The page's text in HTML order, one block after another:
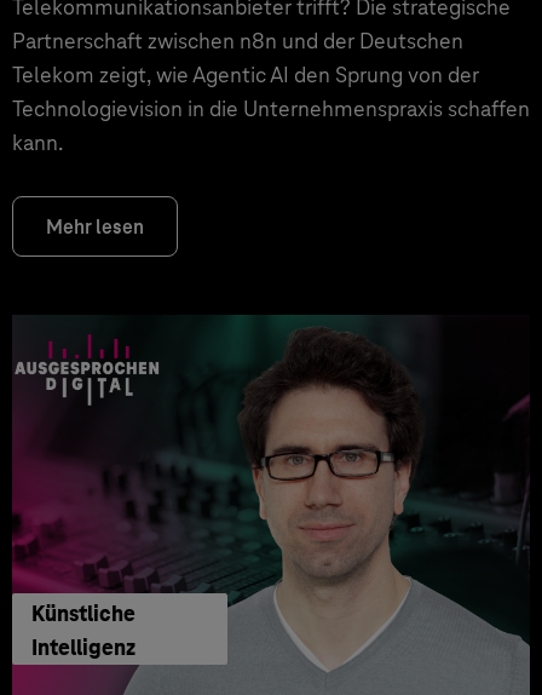
Telekommunikationsanbieter trifft? Die strategische
Partnerschaft zwischen n8n und der Deutschen
Telekom zeigt, wie Agentic AI den Sprung von der
Technologievision in die Unternehmenspraxis schaffen
kann.
Mehr lesen
Künstliche
Intelligenz